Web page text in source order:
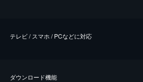
テレビ / スマホ / PCなどに対応
ダウンロード機能